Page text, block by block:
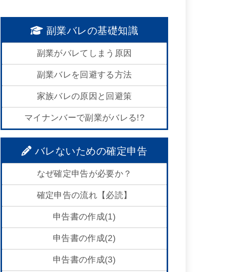
副業バレの基礎知識
副業がバレてしまう原因
副業バレを回避する方法
家族バレの原因と回避策
マイナンバーで副業がバレる!?
バレないための確定申告
なぜ確定申告が必要か？
確定申告の流れ【必読】
申告書の作成(1)
申告書の作成(2)
申告書の作成(3)